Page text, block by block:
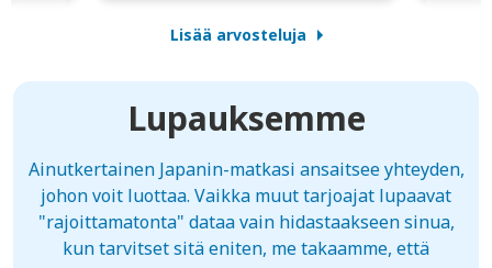
Lisää arvosteluja
Lupauksemme
Ainutkertainen Japanin-matkasi ansaitsee yhteyden,
johon voit luottaa. Vaikka muut tarjoajat lupaavat
"rajoittamatonta" dataa vain hidastaakseen sinua,
kun tarvitset sitä eniten, me takaamme, että